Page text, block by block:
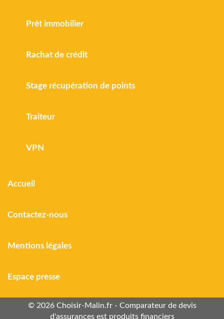
Prêt immobilier
Rachat de crédit
Stage récupération de points
Traiteur
VPN
Accueil
Contactez-nous
Mentions légales
Espace presse
© 2026 Choisir-Malin.fr - Comparateur de devis
d'assurances est produits financiers